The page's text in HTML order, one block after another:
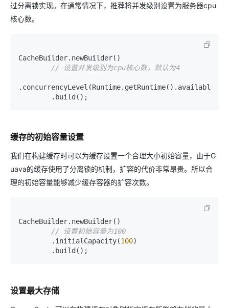
过分离锁实现。在通常情况下，推荐将并发级别设置为服务器cpu
核心数。
CacheBuilder.newBuilder()
// 设置并发级别为cpu核心数，默认为4
缓存的初始容量设置
我们在构建缓存时可以为缓存设置一个合理大小初始容量，由于G
uava的缓存使用了分离锁的机制，扩容的代价非常昂贵。所以合
理的初始容量能够减少缓存容器的扩容次数。
CacheBuilder.newBuilder()
// 设置初始容量为100
        .initialCapacity(
100)
设置最大存储